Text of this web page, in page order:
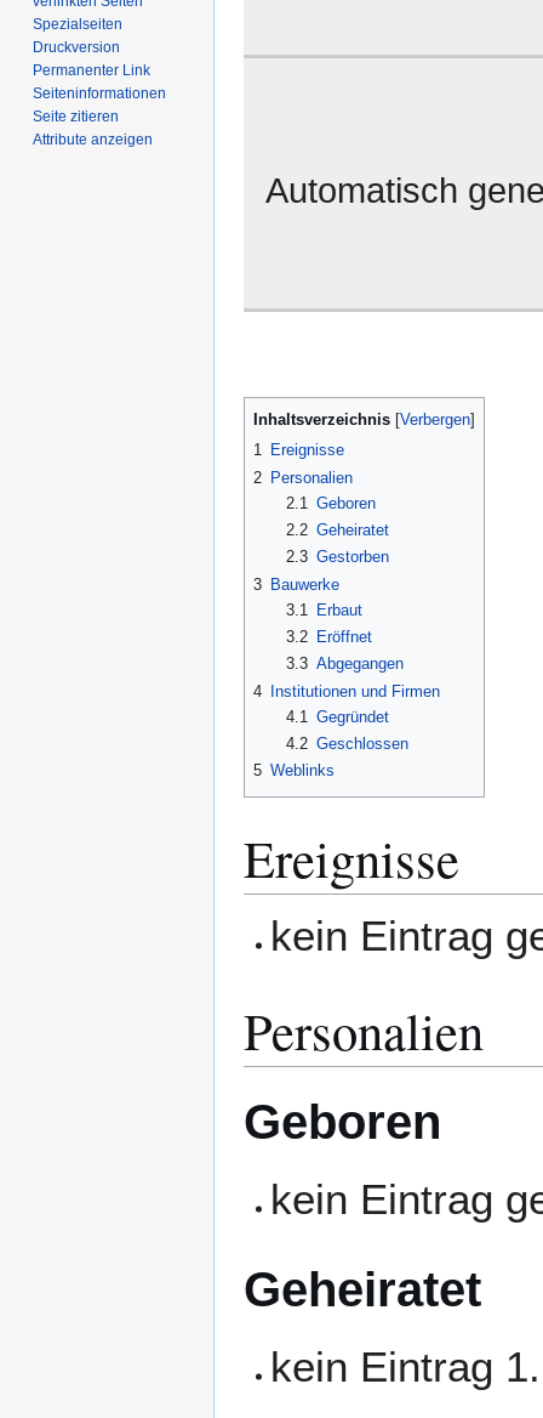
Automatisch
Inhaltsverzeichnis
1 Ereignisse
2 Personalien
2.1 Geboren
2.2 Geheiratet
2.3 Gestorben
3 Bauwerke
3.1
Erbaut
3.2
Eröffnet
3.3 Abgegangen
4 Institutionen und Firmen
4.1 Gegründet
4.2 Geschlossen
5 Weblinks
Ereignisse
kein Eintrag
Personalien
Geboren
kein Eintrag
Geheiratet
kein Eintrag
Spezialseiten
Druckversion
Permanenter Link
Seiten­­informationen
Seite zitieren
Attribute anzeigen